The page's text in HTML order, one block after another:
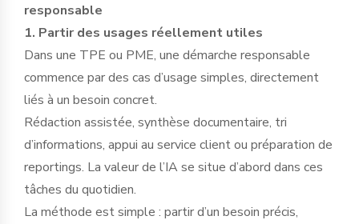
responsable
1. Partir des usages réellement utiles
Dans une TPE ou PME, une démarche responsable
commence par des cas d’usage simples, directement
liés à un besoin concret.
Rédaction assistée, synthèse documentaire, tri
d’informations, appui au service client ou préparation de
reportings. La valeur de l’IA se situe d’abord dans ces
tâches du quotidien.
La méthode est simple : partir d’un besoin précis,